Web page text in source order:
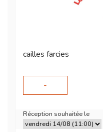
cailles farcies
-
Réception souhaitée le